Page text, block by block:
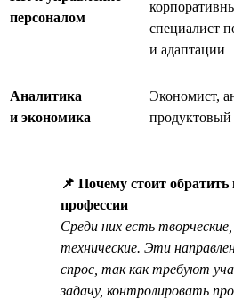
персоналом
специалист
и адаптации
Аналитика
и экономика
Экономист,
продуктовый
📌 Почему стоит
профессии
Среди них есть творческие,
технические. Эти
спрос, так как требуют
задачу, контролировать